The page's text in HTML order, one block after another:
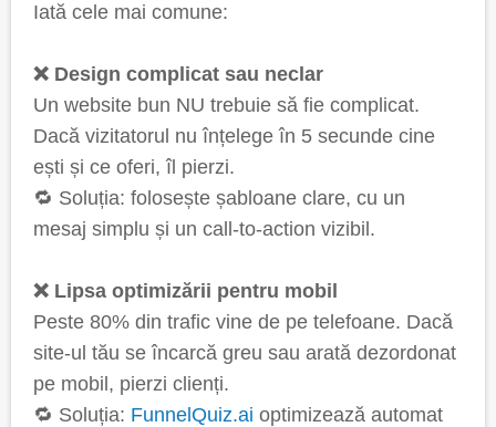
Iată cele mai comune:
❌ Design complicat sau neclar
Un website bun NU trebuie să fie complicat.
Dacă vizitatorul nu înțelege în 5 secunde cine
ești și ce oferi, îl pierzi.
🔁 Soluția: folosește șabloane clare, cu un
mesaj simplu și un call-to-action vizibil.
❌ Lipsa optimizării pentru mobil
Peste 80% din trafic vine de pe telefoane. Dacă
site-ul tău se încarcă greu sau arată dezordonat
pe mobil, pierzi clienți.
🔁 Soluția: FunnelQuiz.ai optimizează automat